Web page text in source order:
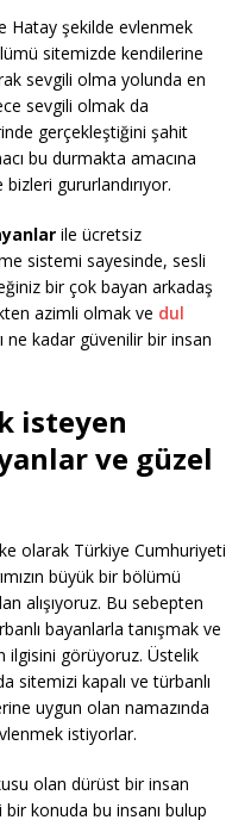
Hatay şekilde evlenmek
sitemizde kendilerine
sevgili olma yolunda en
sevgili olmak da
gerçekleştiğini şahit
bu durmakta amacına
gururlandırıyor.
ile ücretsiz
sistemi sayesinde, sesli
bir çok bayan arkadaş
azimli olmak ve dul
ne kadar güvenilir bir insan
isteyen
ve güzel
olarak Türkiye Cumhuriyeti
büyük bir bölümü
alışıyoruz. Bu sebepten
bayanlarla tanışmak ve
ilgisini görüyoruz. Üstelik
sitemizi kapalı ve türbanlı
uygun olan namazında
istiyorlar.
olan dürüst bir insan
konuda bu insanı bulup